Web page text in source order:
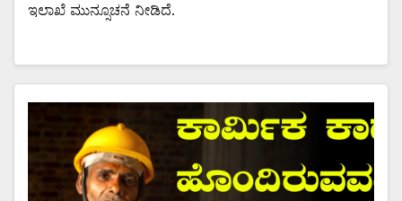
ಇಲಾಖೆ ಮುನ್ಸೂಚನೆ ನೀಡಿದೆ.